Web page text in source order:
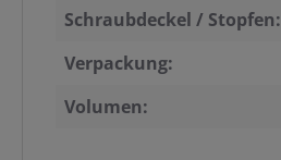
Schraubdeckel / Stopfen:
Verpackung:
Volumen: